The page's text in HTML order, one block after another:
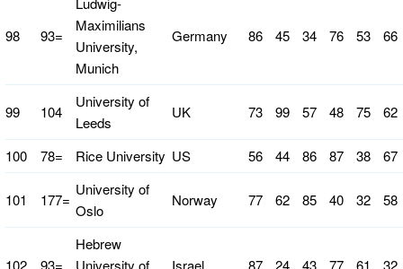
98 93=
Maximilians
University,
Munich
Germany 86 45 34 76 53 66
99 104
University of
Leeds
UK 73 99 57 48 75 62
100 78= Rice University US 56 44 86 87 38 67
101 177=
University of
Oslo
Norway 77 62 85 40 32 58
102 93=
Hebrew
University of
Israel 87 24 43 77 61 32